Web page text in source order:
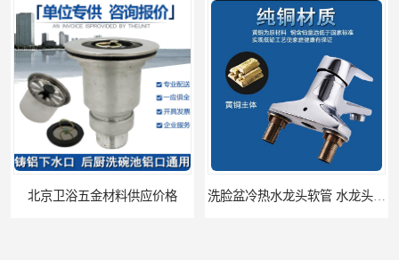
北京卫浴五金材料供应价格 洗脸盆冷热水龙头软管 水龙头冷热洗脸盆池